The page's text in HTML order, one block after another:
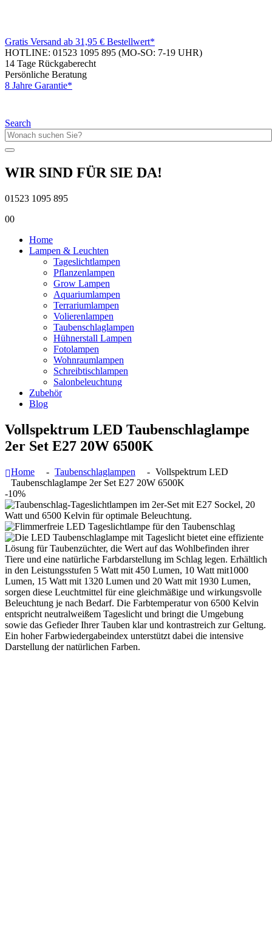
Gratis Versand ab 31,95 € Bestellwert*
HOTLINE: 01523 1095 895 (MO-SO: 7-19 UHR)
14 Tage Rückgaberecht
Persönliche Beratung
8 Jahre Garantie*
Search
WIR SIND FÜR SIE DA!
01523 1095 895
00
Home
Lampen & Leuchten
Tageslichtlampen
Pflanzenlampen
Grow Lampen
Aquariumlampen
Terrariumlampen
Volierenlampen
Taubenschlaglampen
Hühnerstall Lampen
Fotolampen
Wohnraumlampen
Schreibtischlampen
Salonbeleuchtung
Zubehör
Blog
Vollspektrum LED Taubenschlaglampe
2er Set E27 20W 6500K
Home Taubenschlaglampen
Vollspektrum LED
Taubenschlaglampe 2er Set E27 20W 6500K
-10%